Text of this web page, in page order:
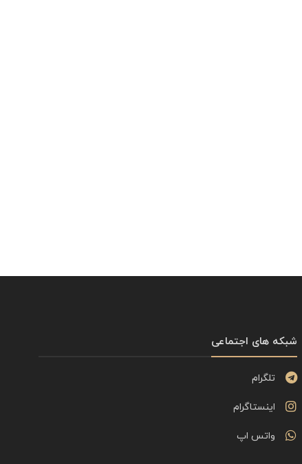
شبکه های اجتماعی
تلگرام
اینستاگرام
واتس اپ